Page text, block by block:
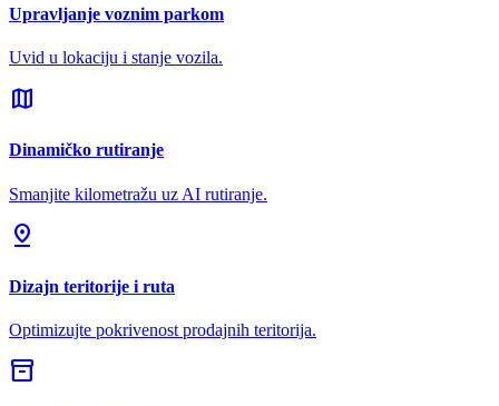
Upravljanje voznim parkom
Uvid u lokaciju i stanje vozila.
map
Dinamičko rutiranje
Smanjite kilometražu uz AI rutiranje.
pin_drop
Dizajn teritorije i ruta
Optimizujte pokrivenost prodajnih teritorija.
inventory_2